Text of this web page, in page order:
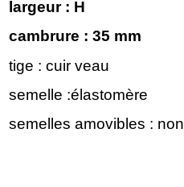
largeur : H
cambrure : 35 mm
tige : cuir veau
semelle :élastomère
semelles amovibles : non